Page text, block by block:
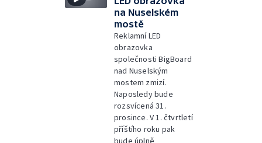
na Nuselském
mostě
Reklamní LED
obrazovka
společnosti BigBoard
nad Nuselským
mostem zmizí.
Naposledy bude
rozsvícená 31.
prosince. V 1. čtvrtletí
příštího roku pak
bude úplně